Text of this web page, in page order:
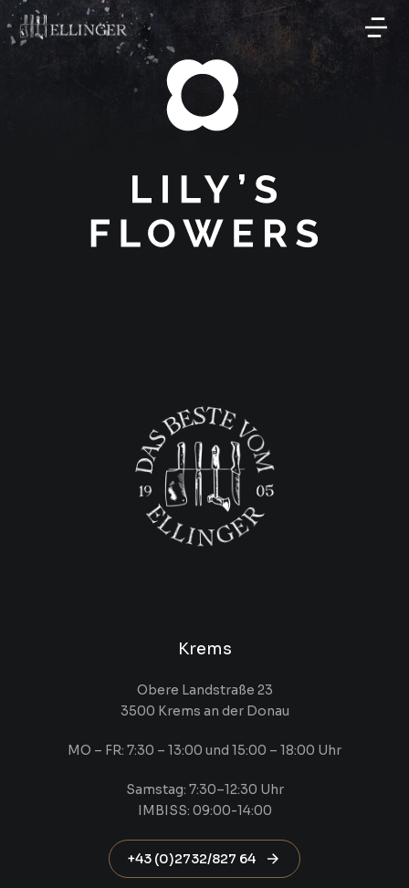
Krems
Obere Landstraße 23
3500 Krems an der Donau
MO – FR: 7:30 – 13:00 und 15:00 – 18:00 Uhr
Samstag: 7:30–12:30 Uhr
IMBISS: 09:00-14:00
+43 (0)2732/827 64